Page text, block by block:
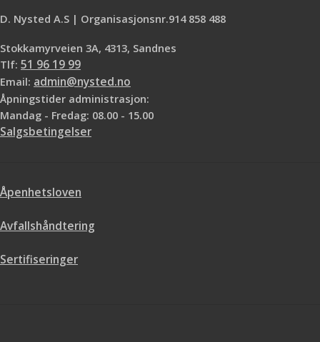
D. Nysted A.S | Organisasjonsnr.914 858 488
Stokkamyrveien 3A, 4313, Sandnes
Tlf: 51 96 19 99
Email: admin@nysted.no
Åpningstider administrasjon:
Mandag - Fredag: 08.00 - 15.00
Salgsbetingelser
Åpenhetsloven
Avfallshåndtering
Sertifiseringer